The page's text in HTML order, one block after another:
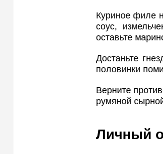
Куриное филе
соус,
оставьте
Достаньте
половинки
Верните
румяной
Личный